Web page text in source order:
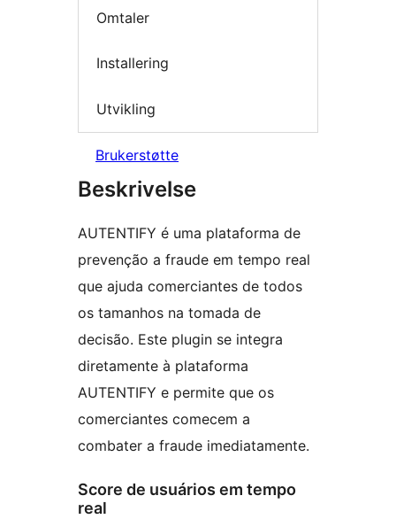
Omtaler
Installering
Utvikling
Brukerstøtte
Beskrivelse
AUTENTIFY é uma plataforma de
prevenção a fraude em tempo real
que ajuda comerciantes de todos
os tamanhos na tomada de
decisão. Este plugin se integra
diretamente à plataforma
AUTENTIFY e permite que os
comerciantes comecem a
combater a fraude imediatamente.
Score de usuários em tempo
real